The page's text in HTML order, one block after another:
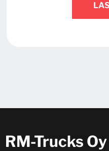
RM-Trucks Oy